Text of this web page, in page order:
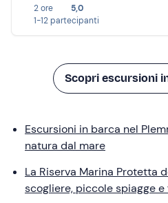
2 ore
5,0
1-12 partecipanti
Scopri escursioni
Escursioni in barca nel
natura dal mare
La Riserva Marina Protetta
scogliere, piccole spiagge